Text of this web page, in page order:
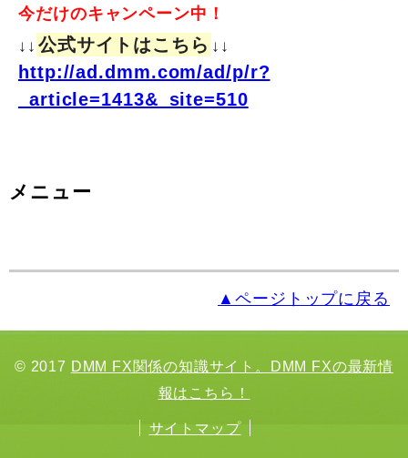
今だけのキャンペーン中！
↓↓ 公式サイトはこちら ↓↓
http://ad.dmm.com/ad/p/r?
_article=1413&_site=510
メニュー
▲ページトップに戻る
© 2017 DMM FX関係の知識サイト。DMM FXの最新情
報はこちら！
サイトマップ